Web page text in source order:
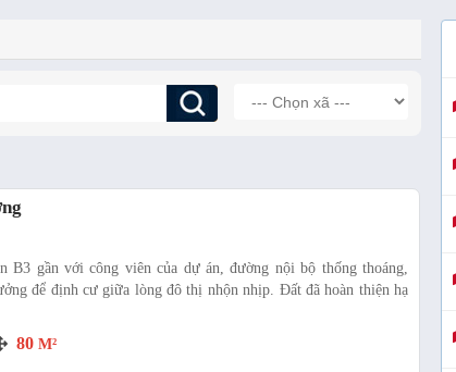
B3 gần với công viên của dự án, đường nội bộ thống thoáng,
để định cư giữa lòng đô thị nhộn nhịp. Đất đã hoàn thiện hạ
80 M²